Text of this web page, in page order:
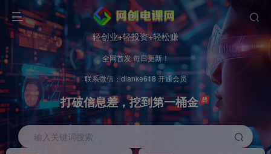
轻创业+轻投资+轻松赚
全网首发 每日更新！
联系微信：dianke618 开通会员
打破信息差，挖到第一桶金
输入关键词搜索